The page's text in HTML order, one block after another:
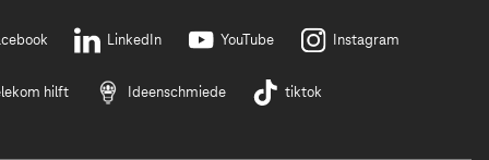
LinkedIn YouTube Instagram
hilft Ideenschmiede tiktok